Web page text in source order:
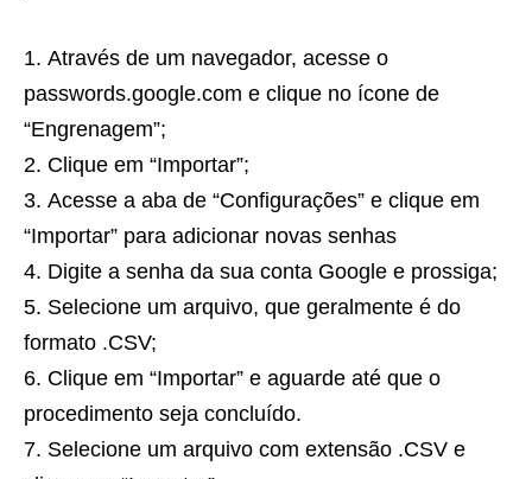
Através de um navegador, acesse o
passwords.google.com e clique no ícone de
“Engrenagem”;
Clique em “Importar”;
Acesse a aba de “Configurações” e clique em
“Importar” para adicionar novas senhas
Digite a senha da sua conta Google e prossiga;
Selecione um arquivo, que geralmente é do
formato .CSV;
Clique em “Importar” e aguarde até que o
procedimento seja concluído.
Selecione um arquivo com extensão .CSV e